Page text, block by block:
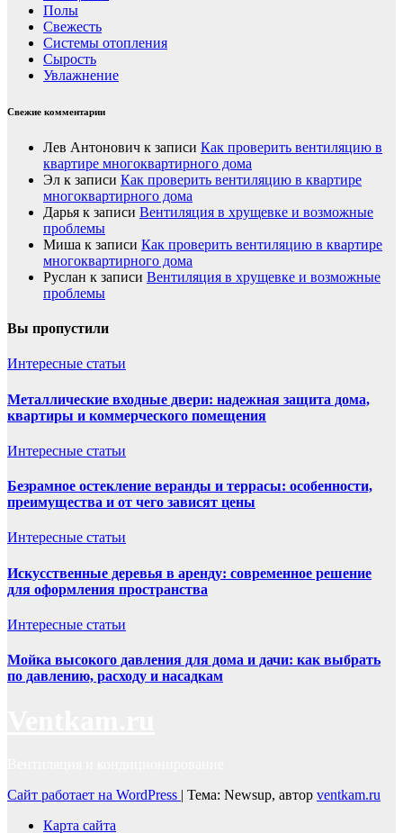
Полы
Свежесть
Системы отопления
Сырость
Увлажнение
Свежие комментарии
Лев Антонович к записи Как проверить вентиляцию в
квартире многоквартирного дома
Эл к записи Как проверить вентиляцию в квартире
многоквартирного дома
Дарья к записи Вентиляция в хрущевке и возможные
проблемы
Миша к записи Как проверить вентиляцию в квартире
многоквартирного дома
Руслан к записи Вентиляция в хрущевке и возможные
проблемы
Вы пропустили
Интересные статьи
Металлические входные двери: надежная защита дома,
квартиры и коммерческого помещения
Интересные статьи
Безрамное остекление веранды и террасы: особенности,
преимущества и от чего зависят цены
Интересные статьи
Искусственные деревья в аренду: современное решение
для оформления пространства
Интересные статьи
Мойка высокого давления для дома и дачи: как выбрать
по давлению, расходу и насадкам
Сайт работает на WordPress | Тема: Newsup, автор ventkam.ru
Карта сайта